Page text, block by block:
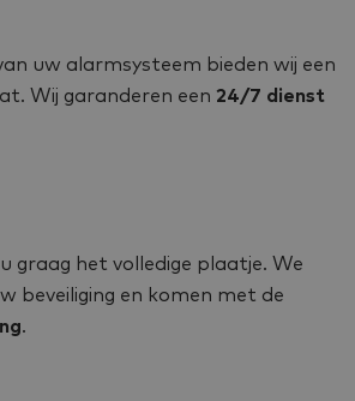
uw alarmsysteem bieden wij een
Wij garanderen een 24/7 dienst
graag het volledige plaatje. We
beveiliging en komen met de
.